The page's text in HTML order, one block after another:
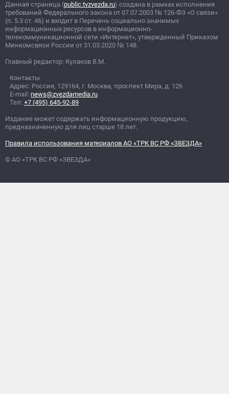
Данная страница (public.tvzvezda.ru) создана в рамках исполнения
требований Федерального закона от 07.07.2003 № 126-ФЗ «О связи»
(п. 5.3 ст. 46) и входит в Перечень социально значимых
информационных ресурсов в информационно-
телекоммуникационной сети «Интернет», утвержденный Приказом
Минкомсвязи России от 31.03.2020 № 148.
Главный редактор: Кулаков В.М.
Контакты
Адрес: Россия, 129164, г. Москва, проспект Мира, д. 126
E-mail: news@zvezdamedia.ru
Тел: +7 (495) 645-92-89
Издание может содержать информационную продукцию,
предназначенную для лиц старше 18 лет.
Правила использования материалов АО «ТРК ВС РФ «ЗВЕЗДА»
© АО «ТРК ВС РФ «ЗВЕЗДА»